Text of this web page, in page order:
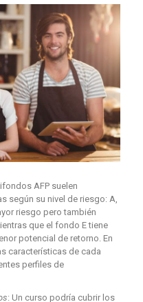
AFP suelen
según su nivel de riesgo: A,
riesgo pero también
que el fondo E tiene
potencial de retorno. En
características de cada
perfiles de
: Un curso podría cubrir los